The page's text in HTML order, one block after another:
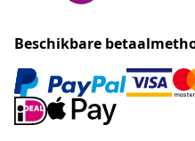
Beschikbare